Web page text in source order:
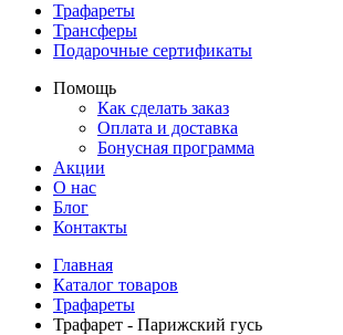
Трафареты
Трансферы
Подарочные сертификаты
Помощь
Как сделать заказ
Оплата и доставка
Бонусная программа
Акции
О нас
Блог
Контакты
Главная
Каталог товаров
Трафареты
Трафарет - Парижский гусь